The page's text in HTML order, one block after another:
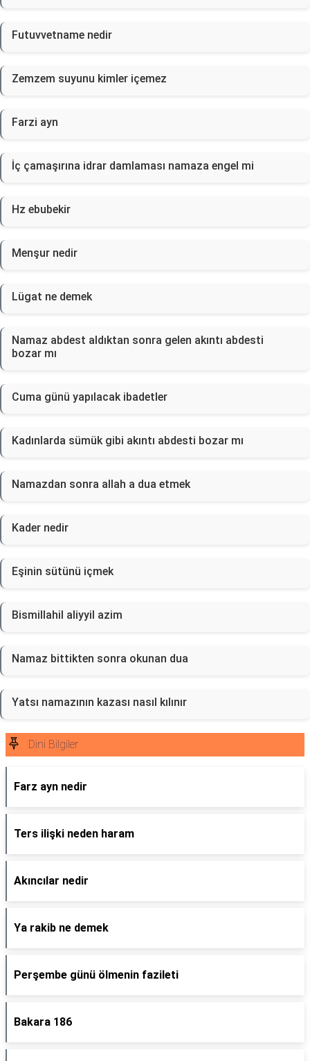
Futuvvetname nedir
Zemzem suyunu kimler içemez
Farzi ayn
İç çamaşırına idrar damlaması namaza engel mi
Hz ebubekir
Menşur nedir
Lügat ne demek
Namaz abdest aldıktan sonra gelen akıntı abdesti
bozar mı
Cuma günü yapılacak ibadetler
Kadınlarda sümük gibi akıntı abdesti bozar mı
Namazdan sonra allah a dua etmek
Kader nedir
Eşinin sütünü içmek
Bismillahil aliyyil azim
Namaz bittikten sonra okunan dua
Yatsı namazının kazası nasıl kılınır
Dini Bilgiler
Farz ayn nedir
Ters ilişki neden haram
Akıncılar nedir
Ya rakib ne demek
Perşembe günü ölmenin fazileti
Bakara 186